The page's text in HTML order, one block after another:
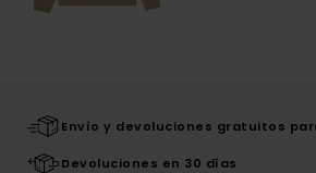
Envío y devoluciones gratuitos
Devoluciones en 30 días